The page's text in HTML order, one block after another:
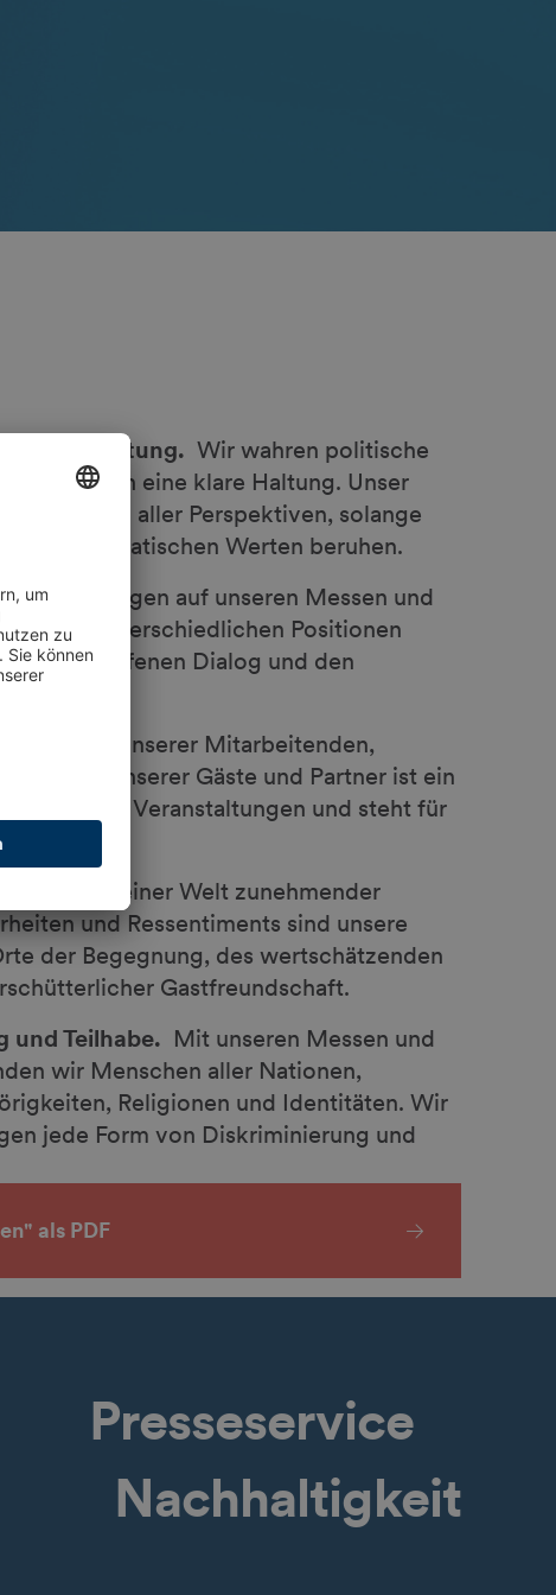
mit Haltung. Wir wahren politische
dennoch eine klare Haltung. Unser
Austausch aller Perspektiven, solange
und demokratischen Werten beruhen.
Wir bringen auf unseren Messen und
mit unterschiedlichen Positionen
den offenen Dialog und den
Die Vielfalt unserer Mitarbeitenden,
unserer Gäste und Partner ist ein
unserer Veranstaltungen und steht für
In einer Welt zunehmender
und Ressentiments sind unsere
der Begegnung, des wertschätzenden
Gastfreundschaft.
und Teilhabe. Mit unseren Messen und
wir Menschen aller Nationen,
Religionen und Identitäten. Wir
jede Form von Diskriminierung und
als PDF
Presseservice
Nachhaltigkeit